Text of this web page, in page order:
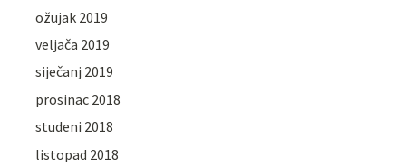
ožujak 2019
veljača 2019
siječanj 2019
prosinac 2018
studeni 2018
listopad 2018